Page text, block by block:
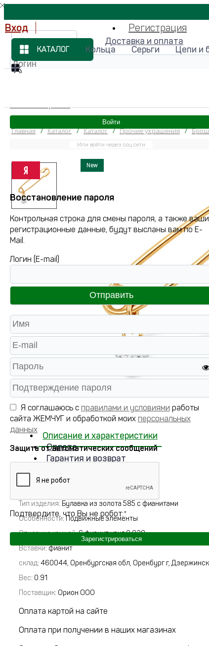
Магазины Доставка и оплата
КАТАЛОГ Кольца Серьги Цепи и
Главная / Каталог / Каталог / Прочие украшения /
New
Описание и характеристики
Оплата
Гарантия и возврат
Артикул:
Тип изделия: Булавка из золота 585 с фианитами
Особенности: Подвижные элементы
Описание камней:6 фианит круг 0,020
Вставки:фианит
склад: 460044, Оренбургская обл, Оренбург г,
Вес: 0.91
Поставщик: Орион ООО
Оплата картой на сайте
Оплата при получении в наших магазинах
Вход Регистрация
Войти
Или войти через соц сети
Восстановление пароля
Контрольная строка для смены пароля, а также ваши
регистрационные данные, будут высланы вам по E-
Mail.
Логин (E-mail)
Я соглашаюсь с правилами и условиями работы
сайта ЖЕМЧУГ и обработкой моих персональных
данных
Защита от автоматических сообщений
Подтвердите, что Вы не робот:*
Зарегистрироваться